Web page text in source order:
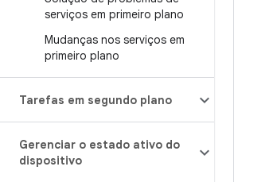
serviços em primeiro plano
Mudanças nos serviços em
primeiro plano
Tarefas em segundo plano
Gerenciar o estado ativo do
dispositivo